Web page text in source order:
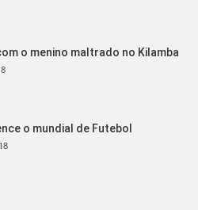
o menino maltrado no Kilamba
o mundial de Futebol